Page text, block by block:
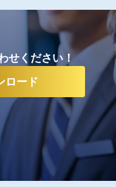
せください！
ロード